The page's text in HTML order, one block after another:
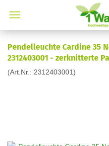
Pendelleuchte Cardine 35
2312403001 - zerknitterte
(Art.Nr.: 2312403001)